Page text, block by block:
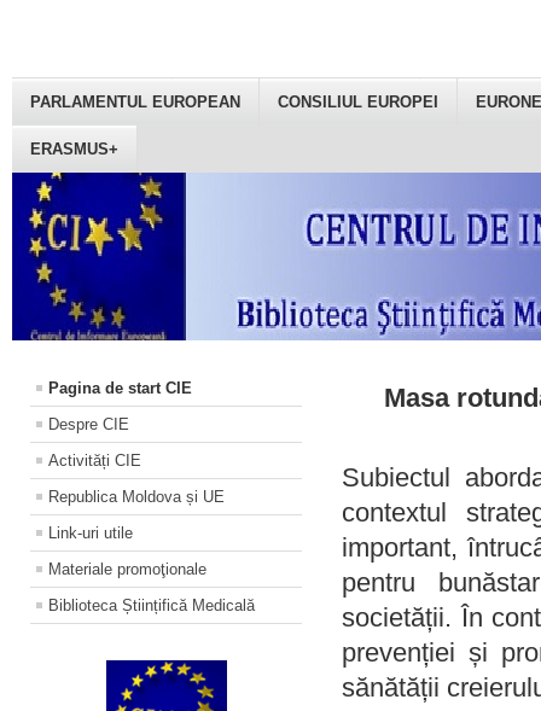
PARLAMENTUL EUROPEAN CONSILIUL EUROPEI
ERASMUS+
Pagina de start CIE
Despre CIE
Activități CIE
Republica Moldova și UE
Link-uri utile
Materiale promoţionale
Biblioteca Științifică Medicală
Masa
Subiectul
contextul
important,
pentru
societății. În
prevenției și
sănătății